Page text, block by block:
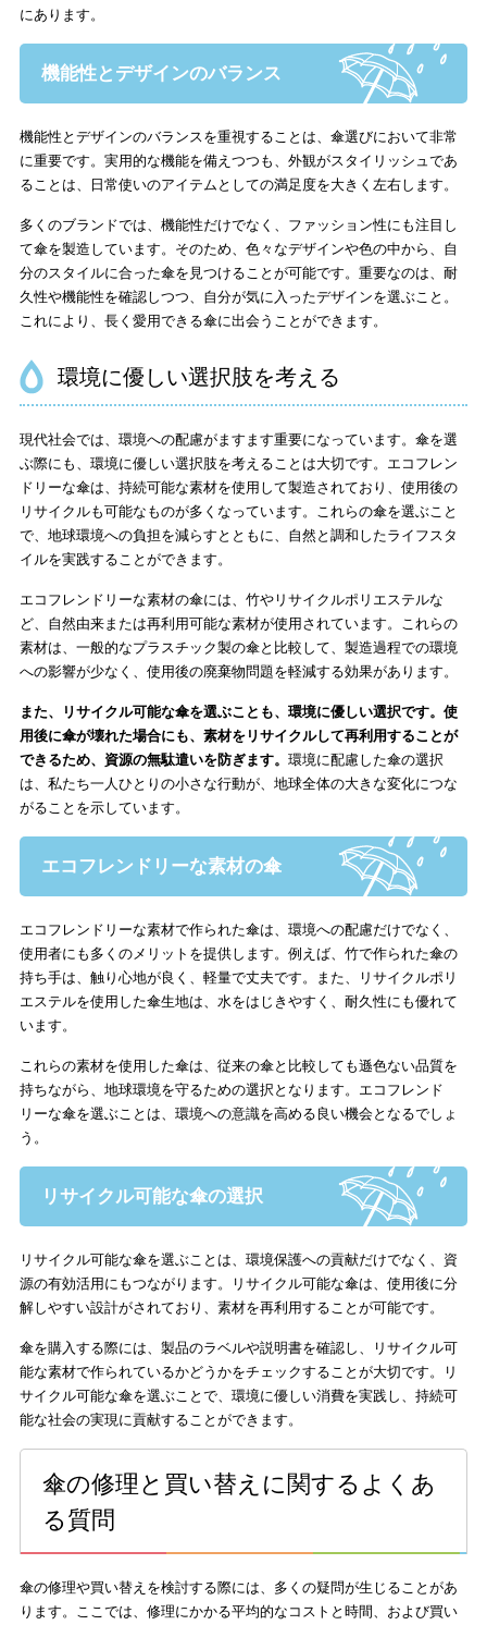
にあります。
機能性とデザインのバランス
機能性とデザインのバランスを重視することは、傘選びにおいて非常
に重要です。実用的な機能を備えつつも、外観がスタイリッシュであ
ることは、日常使いのアイテムとしての満足度を大きく左右します。
多くのブランドでは、機能性だけでなく、ファッション性にも注目し
て傘を製造しています。そのため、色々なデザインや色の中から、自
分のスタイルに合った傘を見つけることが可能です。重要なのは、耐
久性や機能性を確認しつつ、自分が気に入ったデザインを選ぶこと。
これにより、長く愛用できる傘に出会うことができます。
環境に優しい選択肢を考える
現代社会では、環境への配慮がますます重要になっています。傘を選
ぶ際にも、環境に優しい選択肢を考えることは大切です。エコフレン
ドリーな傘は、持続可能な素材を使用して製造されており、使用後の
リサイクルも可能なものが多くなっています。これらの傘を選ぶこと
で、地球環境への負担を減らすとともに、自然と調和したライフスタ
イルを実践することができます。
エコフレンドリーな素材の傘には、竹やリサイクルポリエステルな
ど、自然由来または再利用可能な素材が使用されています。これらの
素材は、一般的なプラスチック製の傘と比較して、製造過程での環境
への影響が少なく、使用後の廃棄物問題を軽減する効果があります。
また、リサイクル可能な傘を選ぶことも、環境に優しい選択です。使
用後に傘が壊れた場合にも、素材をリサイクルして再利用することが
できるため、資源の無駄遣いを防ぎます。 環境に配慮した傘の選択
は、私たち一人ひとりの小さな行動が、地球全体の大きな変化につな
がることを示しています。
エコフレンドリーな素材の傘
エコフレンドリーな素材で作られた傘は、環境への配慮だけでなく、
使用者にも多くのメリットを提供します。例えば、竹で作られた傘の
持ち手は、触り心地が良く、軽量で丈夫です。また、リサイクルポリ
エステルを使用した傘生地は、水をはじきやすく、耐久性にも優れて
います。
これらの素材を使用した傘は、従来の傘と比較しても遜色ない品質を
持ちながら、地球環境を守るための選択となります。エコフレンド
リーな傘を選ぶことは、環境への意識を高める良い機会となるでしょ
う。
リサイクル可能な傘の選択
リサイクル可能な傘を選ぶことは、環境保護への貢献だけでなく、資
源の有効活用にもつながります。リサイクル可能な傘は、使用後に分
解しやすい設計がされており、素材を再利用することが可能です。
傘を購入する際には、製品のラベルや説明書を確認し、リサイクル可
能な素材で作られているかどうかをチェックすることが大切です。リ
サイクル可能な傘を選ぶことで、環境に優しい消費を実践し、持続可
能な社会の実現に貢献することができます。
傘の修理と買い替えに関するよくあ
る質問
傘の修理や買い替えを検討する際には、多くの疑問が生じることがあ
ります。ここでは、修理にかかる平均的なコストと時間、および買い